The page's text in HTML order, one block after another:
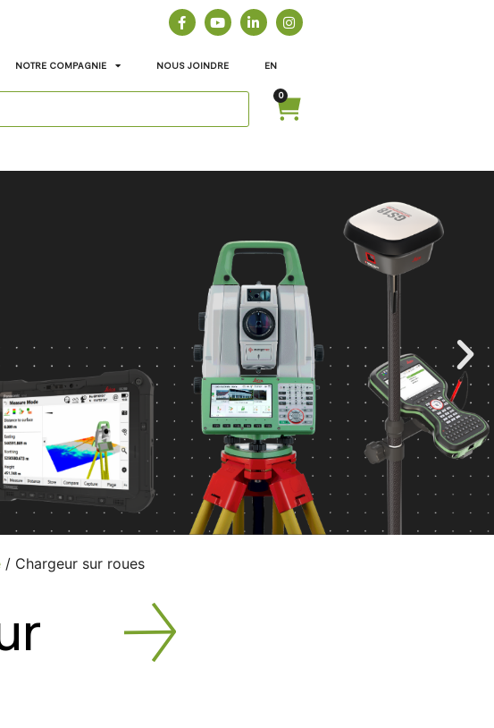
NOTRE COMPAGNIE NOUS JOINDRE EN
0
/ Chargeur sur roues